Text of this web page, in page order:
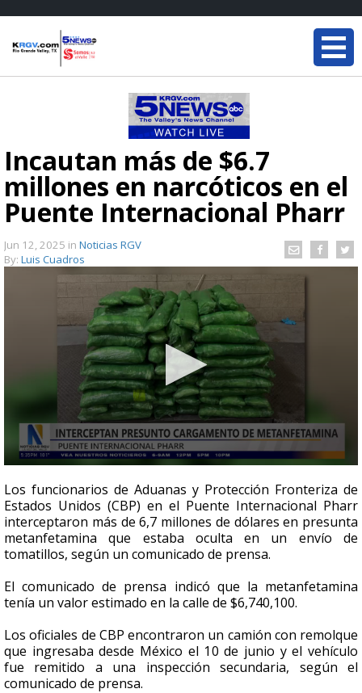
Incautan más de $6.7
millones en narcóticos en el
Puente Internacional Pharr
Jun 12, 2025 in Noticias RGV
By: Luis Cuadros
seconds
of
39
seconds
Los funcionarios de Aduanas y Protección Fronteriza de
Estados Unidos (CBP) en el Puente Internacional Pharr
interceptaron más de 6,7 millones de dólares en presunta
metanfetamina que estaba oculta en un envío de
tomatillos, según un comunicado de prensa.
El comunicado de prensa indicó que la metanfetamina
tenía un valor estimado en la calle de $6,740,100.
Los oficiales de CBP encontraron un camión con remolque
que ingresaba desde México el 10 de junio y el vehículo
fue remitido a una inspección secundaria, según el
comunicado de prensa.